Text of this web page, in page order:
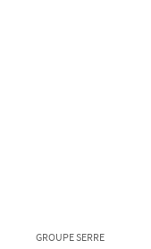
GROUPE SERRE